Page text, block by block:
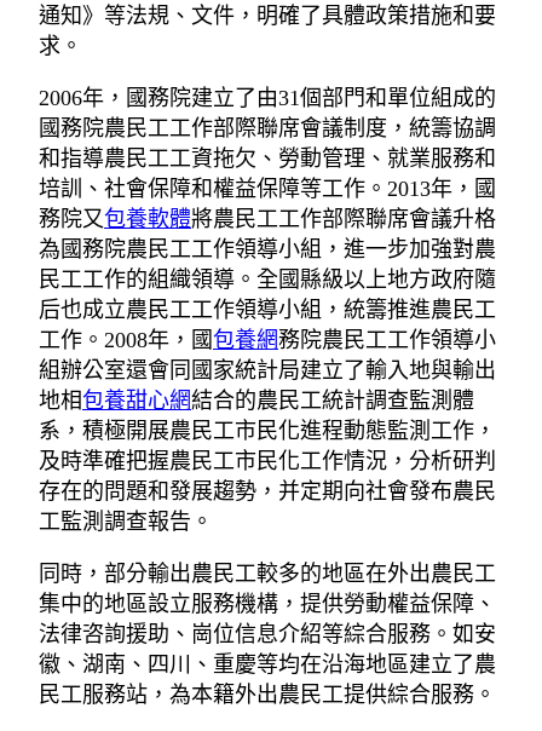
通知》等法規、文件，明確了具體政策措施和要
求。
2006年，國務院建立了由31個部門和單位組成的
國務院農民工工作部際聯席會議制度，統籌協調
和指導農民工工資拖欠、勞動管理、就業服務和
培訓、社會保障和權益保障等工作。2013年，國
務院又包養軟體將農民工工作部際聯席會議升格
為國務院農民工工作領導小組，進一步加強對農
民工工作的組織領導。全國縣級以上地方政府隨
后也成立農民工工作領導小組，統籌推進農民工
工作。2008年，國包養網務院農民工工作領導小
組辦公室還會同國家統計局建立了輸入地與輸出
地相包養甜心網結合的農民工統計調查監測體
系，積極開展農民工市民化進程動態監測工作，
及時準確把握農民工市民化工作情況，分析研判
存在的問題和發展趨勢，并定期向社會發布農民
工監測調查報告。
同時，部分輸出農民工較多的地區在外出農民工
集中的地區設立服務機構，提供勞動權益保障、
法律咨詢援助、崗位信息介紹等綜合服務。如安
徽、湖南、四川、重慶等均在沿海地區建立了農
民工服務站，為本籍外出農民工提供綜合服務。